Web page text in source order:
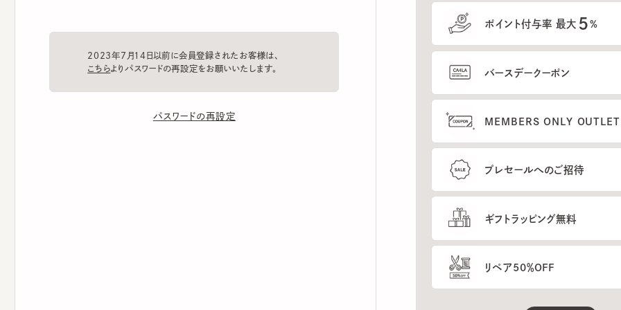
2023年7月14日以前に会員登録されたお客様は、
パスワードの再設定
ポイント付与率 最大 %
バースデークーポン
MEMBERS ONLY OUTLETのご
プレセールへのご招待
ギフトラッピング無料
リペア50％OFF